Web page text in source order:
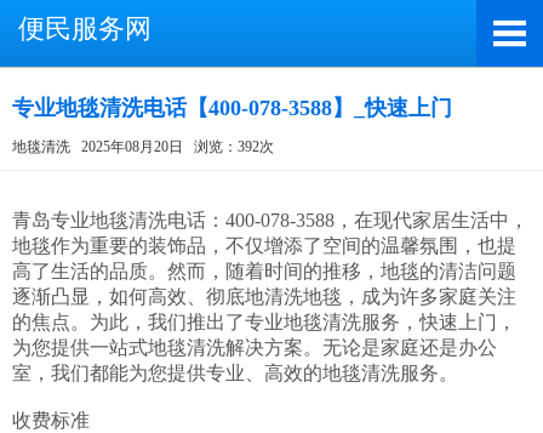
便民服务网
专业地毯清洗电话【400-078-3588】_快速上门
地毯清洗 2025年08月20日 浏览：392次
青岛专业地毯清洗电话：400-078-3588，在现代家居生活中，
地毯作为重要的装饰品，不仅增添了空间的温馨氛围，也提
高了生活的品质。然而，随着时间的推移，地毯的清洁问题
逐渐凸显，如何高效、彻底地清洗地毯，成为许多家庭关注
的焦点。为此，我们推出了专业地毯清洗服务，快速上门，
为您提供一站式地毯清洗解决方案。无论是家庭还是办公
室，我们都能为您提供专业、高效的地毯清洗服务。
收费标准
微信号：A4000066885
（长按复制微信号，添加好友）
打开微信